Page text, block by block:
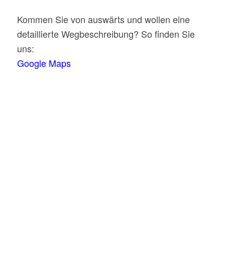
Kommen Sie von auswärts und wollen eine
detaillierte Wegbeschreibung? So finden Sie
uns:
Google Maps